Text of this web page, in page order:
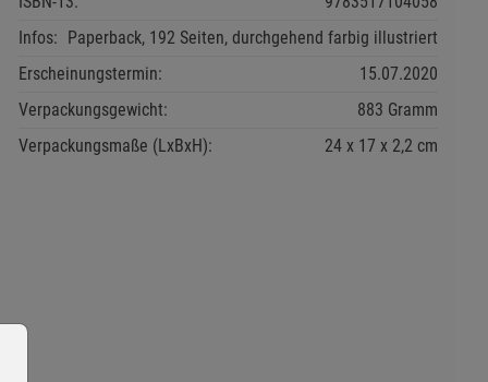
Infos:
Paperback, 192 Seiten, durchgehend farbig illustriert
Erscheinungstermin:
15.07.2020
Verpackungsgewicht:
883 Gramm
Verpackungsmaße (LxBxH):
24 17 2,2cm